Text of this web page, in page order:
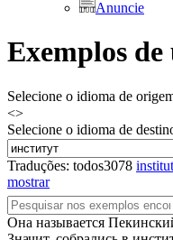
Anuncie
Exemplos
Selecione o idioma de
<>
Selecione o idioma de
Traduções: todos3078
mostrar
Она называется